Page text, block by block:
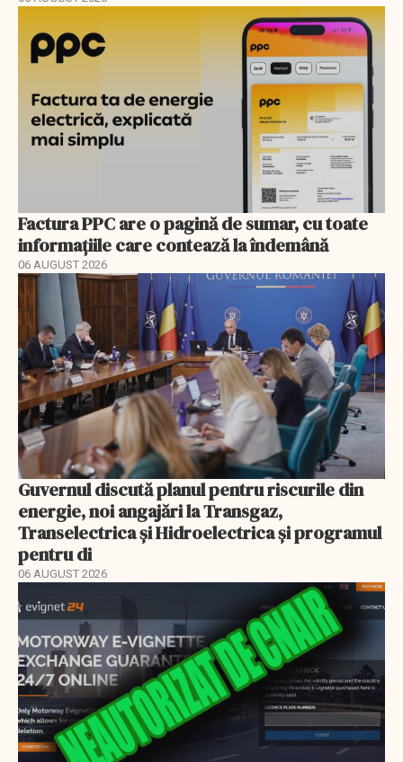
Factura PPC are o pagină de sumar, cu toate
informațiile care contează la îndemână
06 AUGUST 2026
Guvernul discută planul pentru riscurile din
energie, noi angajări la Transgaz,
Transelectrica și Hidroelectrica și programul
pentru di
06 AUGUST 2026